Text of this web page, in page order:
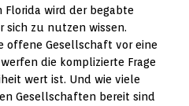
wird der begabte
sich zu nutzen wissen.
offene Gesellschaft vor eine
die komplizierte Frage
wert ist. Und wie viele
Gesellschaften bereit sind